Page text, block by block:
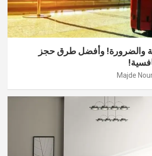
والضرورة! وأفضل طرق حجز
Majde